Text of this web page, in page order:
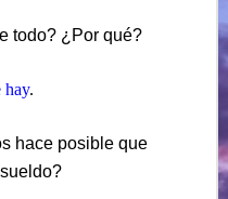
todo? ¿Por qué?
hay.
hace posible que